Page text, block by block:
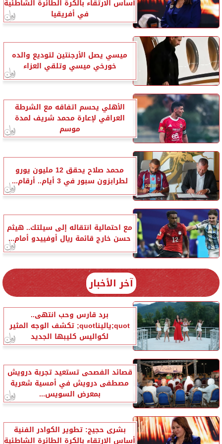
أساس الارتقاء بالكرة الطائرة الشاطئية
في أفريقيا
ميسي يصل الأرجنتين لتوديع والده
خورخي ميسي وتلقي العزاء
الأهلي يحسم اتفاقه مع الشرطة
العراقي لإعارة محمد شريف لمدة
موسم
محمد صلاح يحقق 12 مليون يورو
لطرابزون سبور في 3 أيام.. أرقام...
مع احتمالية انتقاله إلى سيلتك.. هيثم
حسن خارج قائمة ريال أوفييدو أمام...
آخر الأخبار
برد قارس وحب انتهى..
quot;ياليناquot; تكشف الوجه المثير
لكواليس كليبها الجديد
قصائد الفصحى تستعيد تجربة درويش
مصطفى درويش في أمسية شعرية
بمعرض السويس...
بشرى حجيج: تطوير الكوادر الفنية
أساس الارتقاء بالكرة الطائرة الشاطئية